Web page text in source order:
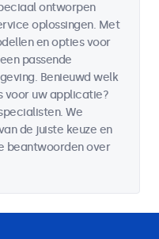
ontworpen
oplossingen. Met
en opties voor
passende
Benieuwd welk
voor uw applicatie?
We
de juiste keuze en
beantwoorden over